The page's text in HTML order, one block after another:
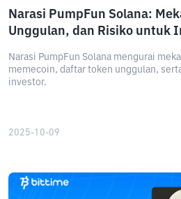
Narasi PumpFun Solana:
Unggulan, dan Risiko untuk
Narasi PumpFun Solana mengurai
memecoin, daftar token unggulan,
investor.
2025-10-09